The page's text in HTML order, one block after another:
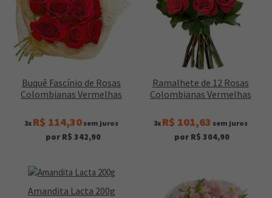
Buquê Fascínio de Rosas
Colombianas Vermelhas
3x R$ 114,30 sem juros
por R$ 342,90
Ramalhete de 12 Rosas
Colombianas Vermelhas
3x R$ 101,63 sem juros
por R$ 304,90
Amandita Lacta 200g